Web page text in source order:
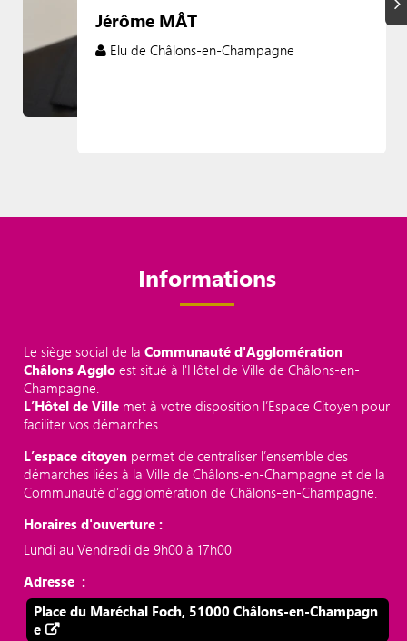
Jérôme MÂT
Elu de Châlons-en-Champagne
Informations
Le siège social de laCommunauté d'Agglomération
Châlons Aggloest situé à l'Hôtel de Ville de Châlons-en-
Champagne.
L’Hôtel de Ville met à votre disposition l’Espace Citoyen pour
faciliter vos démarches.
L’espace citoyen permet de centraliser l’ensemble des
démarches liées à la Ville de Châlons-en-Champagne et de la
Communauté d’agglomération de Châlons-en-Champagne.
Horaires d'ouverture :
Lundi au Vendredi de 9h00 à 17h00
Adresse :
Place du Maréchal Foch, 51000 Châlons-en-Champagn
e